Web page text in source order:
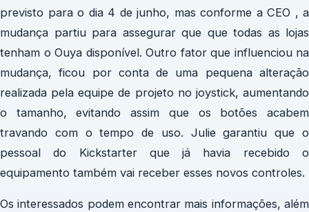
previsto para o dia 4 de junho, mas conforme a CEO , a
mudança partiu para assegurar que que todas as lojas
tenham o Ouya disponível. Outro fator que influenciou na
mudança, ficou por conta de uma pequena alteração
realizada pela equipe de projeto no joystick, aumentando
o tamanho, evitando assim que os botões acabem
travando com o tempo de uso. Julie garantiu que o
pessoal do Kickstarter que já havia recebido o
equipamento também vai receber esses novos controles.
Os interessados podem encontrar mais informações, além